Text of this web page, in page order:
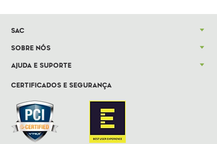
SAC
SOBRE NÓS
AJUDA E SUPORTE
CERTIFICADOS E SEGURANÇA